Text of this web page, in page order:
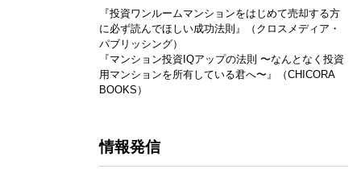
『投資ワンルームマンションをはじめて売却する方
に必ず読んでほしい成功法則』（クロスメディア・
パブリッシング）
『マンション投資IQアップの法則 〜なんとなく投資
用マンションを所有している君へ〜』（CHICORA
BOOKS）
情報発信